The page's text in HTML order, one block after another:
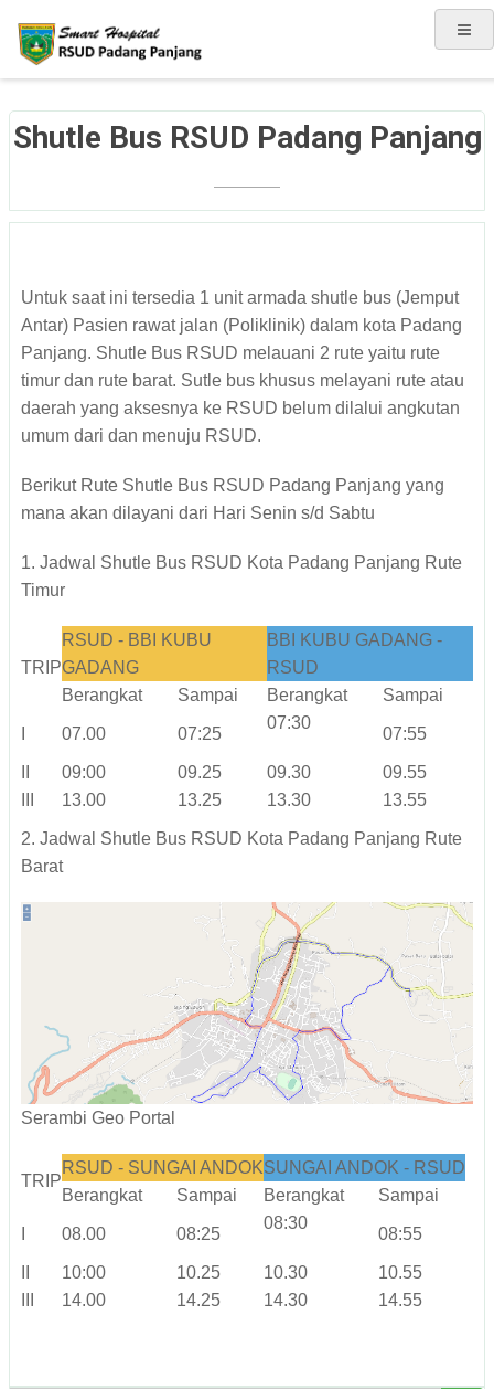
Shutle Bus RSUD Padang Panjang
Untuk saat ini tersedia 1 unit armada shutle bus (Jemput
Antar) Pasien rawat jalan (Poliklinik) dalam kota Padang
Panjang. Shutle Bus RSUD melauani 2 rute yaitu rute
timur dan rute barat. Sutle bus khusus melayani rute atau
daerah yang aksesnya ke RSUD belum dilalui angkutan
umum dari dan menuju RSUD.
Berikut Rute Shutle Bus RSUD Padang Panjang yang
mana akan dilayani dari Hari Senin s/d Sabtu
1. Jadwal Shutle Bus RSUD Kota Padang Panjang Rute
Timur
TRIP
RSUD - BBI KUBU
GADANG
BBI KUBU GADANG -
RSUD
Berangkat
Sampai Berangkat Sampai
07.00 07:25
07:30
07:55
09:00 09.25 09.30
09.55
13.00 13.25 13.30 13.55
2. Jadwal Shutle Bus RSUD Kota Padang Panjang Rute
Barat
Serambi Geo Portal
TRIP
RSUD - SUNGAI ANDOKSUNGAI ANDOK - RSUD
Berangkat
Sampai Berangkat Sampai
08.00 08:25
08:30
08:55
10:00 10.25 10.30
10.55
14.00 14.25 14.30 14.55